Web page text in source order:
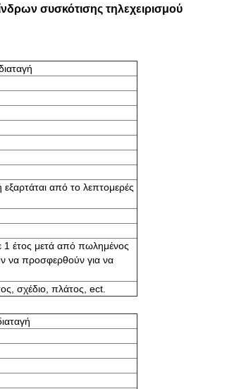
συσκότισης τηλεχειρισμού
εξαρτάται από το λεπτομερές
έτος μετά από πωλημένος
να προσφερθούν για να
σχέδιο, πλάτος, ect.